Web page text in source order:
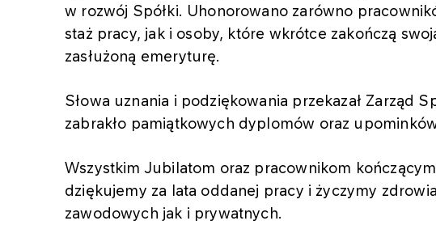
w rozwój Spółki. Uhonorowano zarówno
staż pracy, jak i osoby, które wkrótce zakończą
zasłużoną emeryturę.
Słowa uznania i podziękowania przekazał Zarząd
zabrakło pamiątkowych dyplomów oraz
Wszystkim Jubilatom oraz pracownikom
dziękujemy za lata oddanej pracy i życzymy
zawodowych jak i prywatnych.